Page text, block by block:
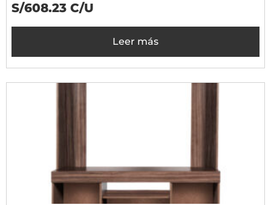
S/608.23 C/U
Leer más